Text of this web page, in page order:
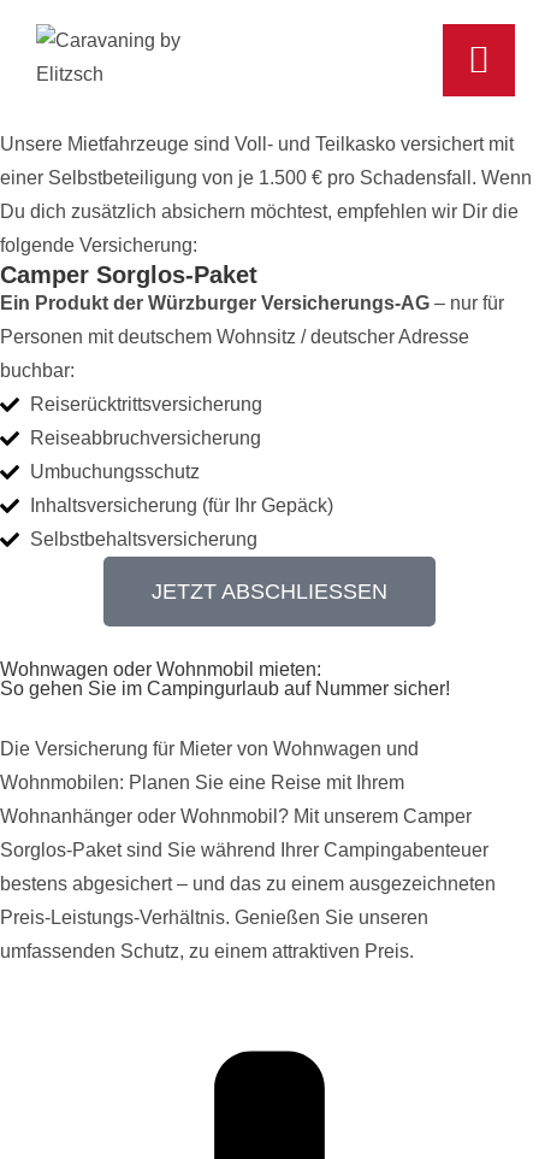
Unsere Mietfahrzeuge sind Voll- und Teilkasko versichert mit
einer Selbstbeteiligung von je 1.500 € pro Schadensfall. Wenn
Du dich zusätzlich absichern möchtest, empfehlen wir Dir die
folgende Versicherung:
Camper Sorglos-Paket
Ein Produkt der Würzburger Versicherungs-AG – nur für
Personen mit deutschem Wohnsitz / deutscher Adresse
buchbar:
Reiserücktrittsversicherung
Reiseabbruchversicherung
Umbuchungsschutz
Inhaltsversicherung (für Ihr Gepäck)
Selbstbehaltsversicherung
JETZT ABSCHLIESSEN
Wohnwagen oder Wohnmobil mieten:
So gehen Sie im Campingurlaub auf Nummer sicher!
Die Versicherung für Mieter von Wohnwagen und
Wohnmobilen: Planen Sie eine Reise mit Ihrem
Wohnanhänger oder Wohnmobil? Mit unserem Camper
Sorglos-Paket sind Sie während Ihrer Campingabenteuer
bestens abgesichert – und das zu einem ausgezeichneten
Preis-Leistungs-Verhältnis. Genießen Sie unseren
umfassenden Schutz, zu einem attraktiven Preis.